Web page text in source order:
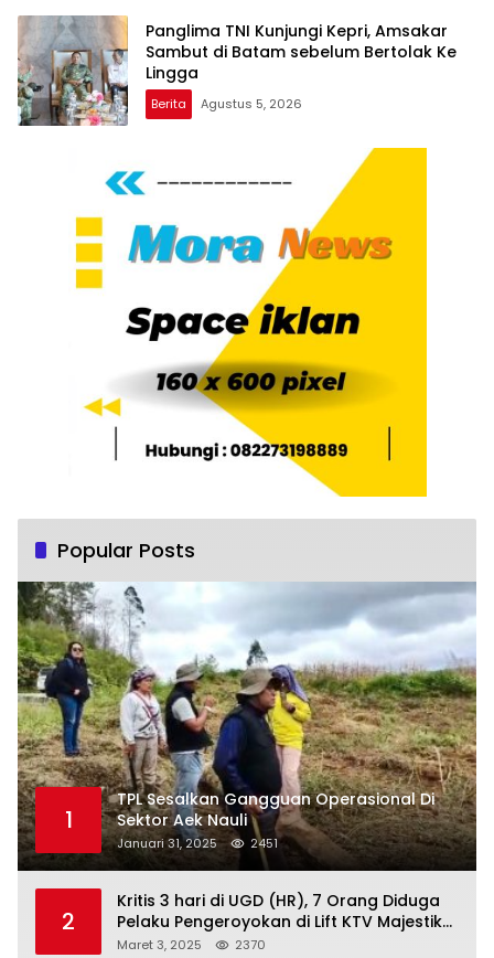
Panglima TNI Kunjungi Kepri, Amsakar
Sambut di Batam sebelum Bertolak Ke
Lingga
Berita Agustus 5, 2026
Popular Posts
1
TPL Sesalkan Gangguan Operasional Di
Sektor Aek Nauli
Januari 31, 2025 2451
2
Kritis 3 hari di UGD (HR), 7 Orang Diduga
Pelaku Pengeroyokan di Lift KTV Majestik
Melenggang Bebas, Kantor Hukum JAP
Maret 3, 2025 2370